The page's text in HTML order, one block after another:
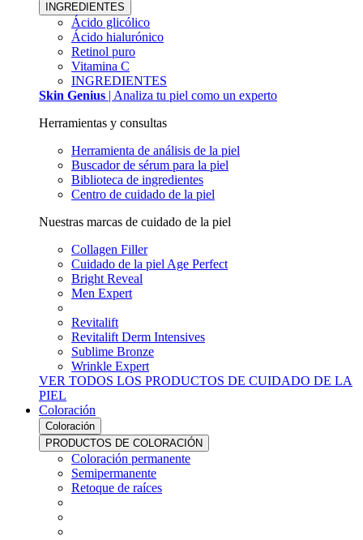
INGREDIENTES
Ácido glicólico
Ácido hialurónico
Retinol puro
Vitamina C
INGREDIENTES
Skin Genius | Analiza tu piel como un experto
Herramientas y consultas
Herramienta de análisis de la piel
Buscador de sérum para la piel
Biblioteca de ingredientes
Centro de cuidado de la piel
Nuestras marcas de cuidado de la piel
Collagen Filler
Cuidado de la piel Age Perfect
Bright Reveal
Men Expert
Revitalift
Revitalift Derm Intensives
Sublime Bronze
Wrinkle Expert
VER TODOS LOS PRODUCTOS DE CUIDADO DE LA
PIEL
Coloración
Coloración
PRODUCTOS DE COLORACIÓN
Coloración permanente
Semipermanente
Retoque de raíces